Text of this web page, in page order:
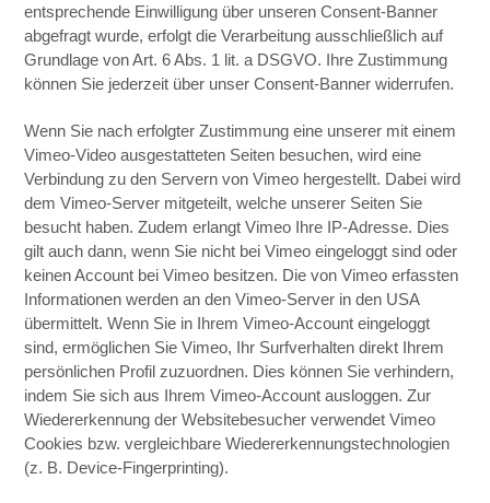
entsprechende Einwilligung über unseren Consent-Banner
abgefragt wurde, erfolgt die Verarbeitung ausschließlich auf
Grundlage von Art. 6 Abs. 1 lit. a DSGVO. Ihre Zustimmung
können Sie jederzeit über unser Consent-Banner widerrufen.
Wenn Sie nach erfolgter Zustimmung eine unserer mit einem
Vimeo-Video ausgestatteten Seiten besuchen, wird eine
Verbindung zu den Servern von Vimeo hergestellt. Dabei wird
dem Vimeo-Server mitgeteilt, welche unserer Seiten Sie
besucht haben. Zudem erlangt Vimeo Ihre IP-Adresse. Dies
gilt auch dann, wenn Sie nicht bei Vimeo eingeloggt sind oder
keinen Account bei Vimeo besitzen. Die von Vimeo erfassten
Informationen werden an den Vimeo-Server in den USA
übermittelt. Wenn Sie in Ihrem Vimeo-Account eingeloggt
sind, ermöglichen Sie Vimeo, Ihr Surfverhalten direkt Ihrem
persönlichen Profil zuzuordnen. Dies können Sie verhindern,
indem Sie sich aus Ihrem Vimeo-Account ausloggen. Zur
Wiedererkennung der Websitebesucher verwendet Vimeo
Cookies bzw. vergleichbare Wiedererkennungstechnologien
(z. B. Device-Fingerprinting).